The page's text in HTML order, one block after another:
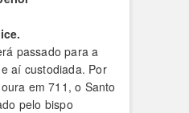
passado para a
aí custodiada. Por
em 711, o Santo
pelo bispo